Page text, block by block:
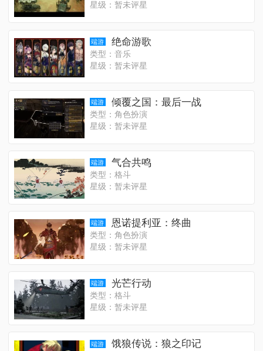
星级：暂未评星
端游 绝命游歌
类型：音乐
星级：暂未评星
端游 倾覆之国：最后一战
类型：角色扮演
星级：暂未评星
端游 气合共鸣
类型：格斗
星级：暂未评星
端游 恩诺提利亚：终曲
类型：角色扮演
星级：暂未评星
端游 光芒行动
类型：格斗
星级：暂未评星
端游 饿狼传说：狼之印记